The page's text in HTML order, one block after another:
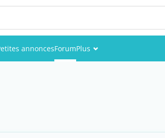
annoncesForumPlus